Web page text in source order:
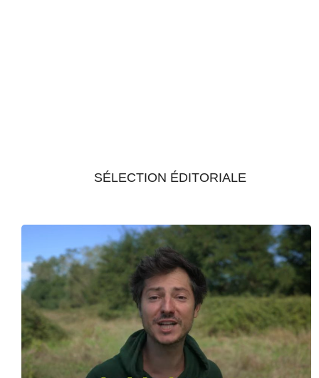
SÉLECTION ÉDITORIALE